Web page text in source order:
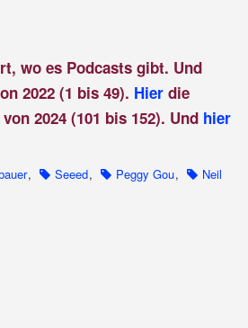
wo es Podcasts gibt. Und
2022 (1 bis 49). Hier die
2024 (101 bis 152). Und hier
, Seeed, Peggy Gou, Neil